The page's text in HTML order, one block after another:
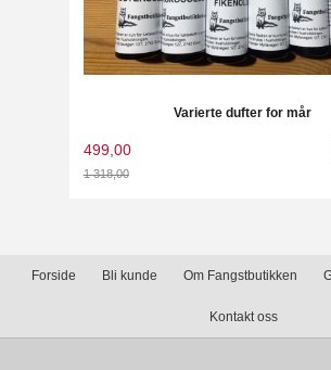
Varierte dufter for mår
499,00
1 318,00
Forside Bli kunde Om Fangstbutikken
Kontakt oss